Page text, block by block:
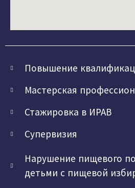
Повышение
Мастерская
Стажировка в ИРАВ
Супервизия
Нарушение пищевого
детьми с пищевой